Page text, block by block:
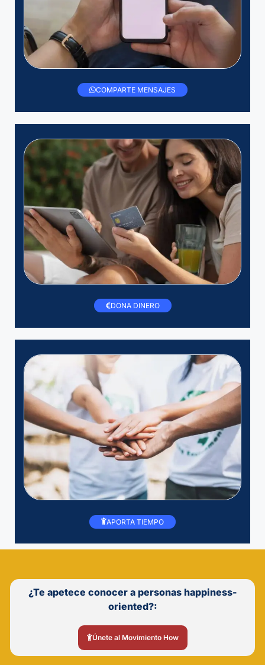
COMPARTE MENSAJES
DONA DINERO
APORTA TIEMPO
¿Te apetece conocer a personas happiness-
oriented?:
Únete al Movimiento How